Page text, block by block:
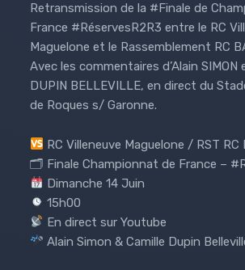
Retransmission de la #Finale de
France #RéservesR2R3 entre le RC
Maguelone et le Rassemblement RC
Avec les commentaires d’Alain SIMON
DUPIN BELLEVILLE, en direct du
de Roques s/ Garonne.
RC Villeneuve Maguelone / RST RC
🗂 Finale Championnat de France –
Dimanche 14 Juin
15h00
En direct sur Youtube
Alain Simon & Camille Dupin